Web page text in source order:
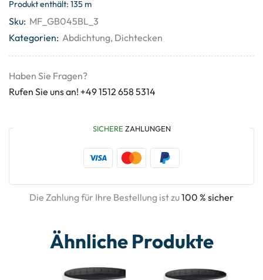
Produkt enthält: 135 m
Sku: MF_GB045BL_3
Kategorien: Abdichtung, Dichtecken
Haben Sie Fragen?
Rufen Sie uns an! +49 1512 658 5314
SICHERE ZAHLUNGEN
Die Zahlung für Ihre Bestellung ist zu100 % sicher
Ähnliche Produkte